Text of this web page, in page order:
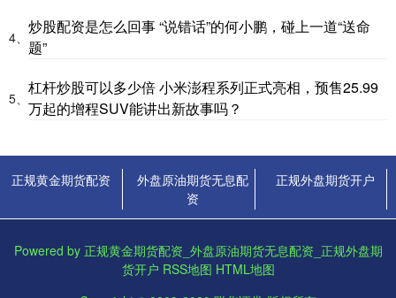
4、
炒股配资是怎么回事 “说错话”的何小鹏，碰上一道“送命
题”
5、
杠杆炒股可以多少倍 小米澎程系列正式亮相，预售25.99
万起的增程SUV能讲出新故事吗？
正规黄金期货配资
外盘原油期货无息配
资
正规外盘期货开户
Powered by 正规黄金期货配资_外盘原油期货无息配资_正规外盘期
货开户 RSS地图 HTML地图